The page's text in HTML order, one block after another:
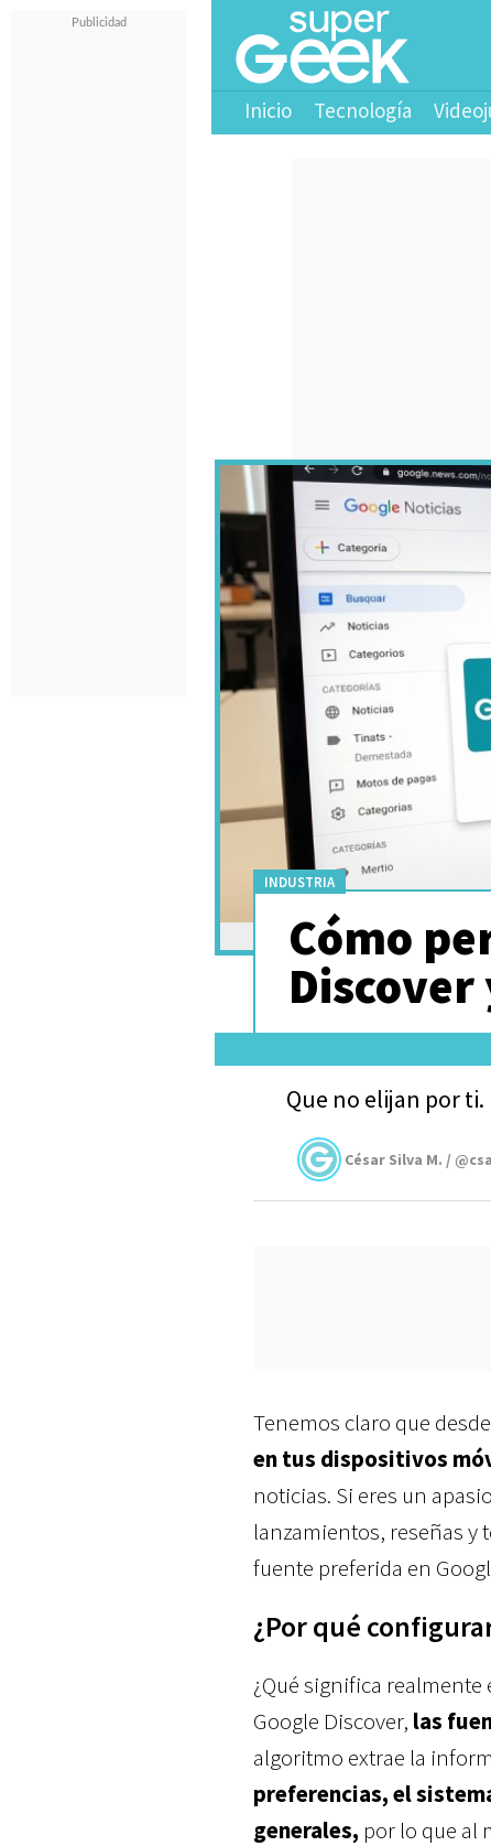
Inicio Tecnología
INDUSTRIA
Cómo
Discover
Que no elijan por ti.
César Silva M. /
Tenemos claro que
en tus dispositivos
noticias. Si eres un
lanzamientos, reseñas y
fuente preferida en
¿Por qué
¿Qué significa
Google Discover, las
algoritmo extrae la
preferencias, el
generales, por lo que al